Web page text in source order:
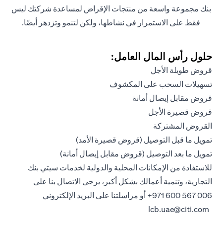
بنك مجموعة واسعة من منتجات الإقراض لمساعدة شركتك ليس
فقط على الاستمرار في نشاطها، ولكن لتنمو وتزدهر أيضًا.
حلول رأس المال العامل:
قروض طويلة الأجل
تسهيلات السحب على المكشوف
قروض مقابل إيصال أمانة
قروض قصيرة الأجل
القروض المشتركة
تمويل ما قبل التوصيل (قروض قصيرة الأمد)
تمويل ما بعد التوصيل (قروض مقابل إيصال أمانة)
للاستفادة من الإمكانات المحلية والدولية لخدمات سيتي بنك
التجارية، وتنمية أعمالك بشكل أكبر، يرجى الاتصال بنا على
006 567 600 971+
أو مراسلتنا على البريد الإلكتروني
lcb.uae@citi.com